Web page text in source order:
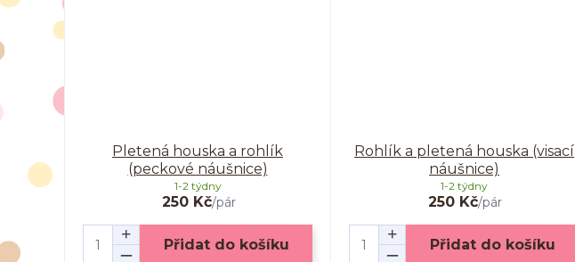
Pletená houska a rohlík
(peckové náušnice)
250 Kč/pár
1-2 týdny
Přidat do košíku
Rohlík a pletená houska (visací
náušnice)
250 Kč/pár
1-2 týdny
Přidat do košíku